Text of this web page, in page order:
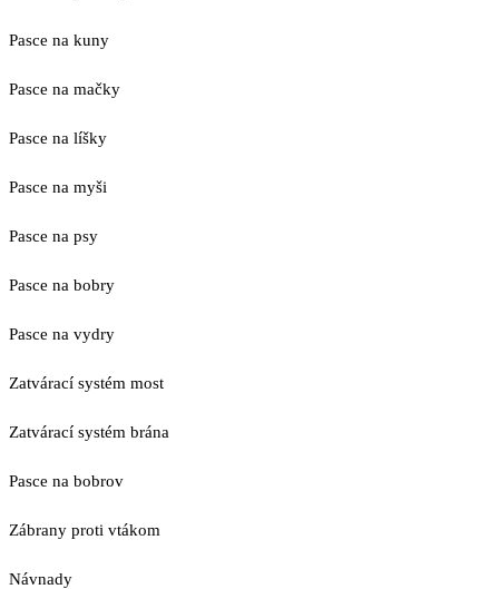
Pasce na kuny
Pasce na mačky
Pasce na líšky
Pasce na myši
Pasce na psy
Pasce na bobry
Pasce na vydry
Zatvárací systém most
Zatvárací systém brána
Pasce na bobrov
Zábrany proti vtákom
Návnady